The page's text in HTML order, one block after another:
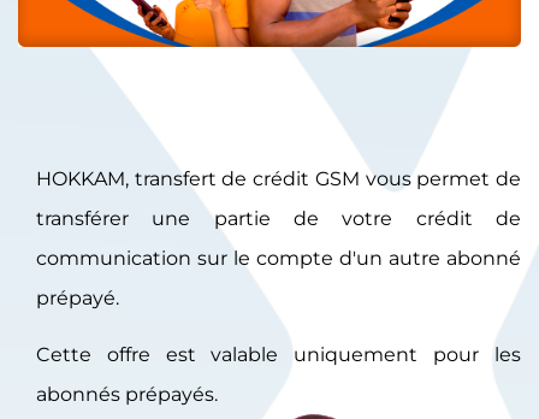
HOKKAM, transfert de crédit GSM vous permet de
transférer une partie de votre crédit de
communication sur le compte d'un autre abonné
prépayé.
Cette offre est valable uniquement pour les
abonnés prépayés.